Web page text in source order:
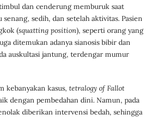
dan cenderung memburuk saat
senang, sedih, dan setelah aktivitas. Pasien
(squatting position), seperti orang yang
ditemukan adanya sianosis bibir dan
auskultasi jantung, terdengar mumur
kebanyakan kasus, tetralogy of Fallot
dengan pembedahan dini. Namun, pada
diberikan intervensi bedah, sehingga